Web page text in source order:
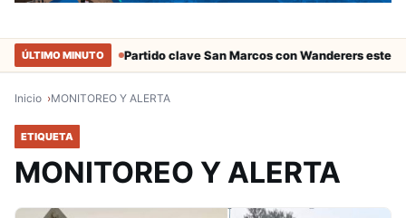
ÚLTIMO MINUTO
de Arica Partido clave San Marcos con Wanderers este
Inicio MONITOREO Y ALERTA
ETIQUETA
MONITOREO Y ALERTA